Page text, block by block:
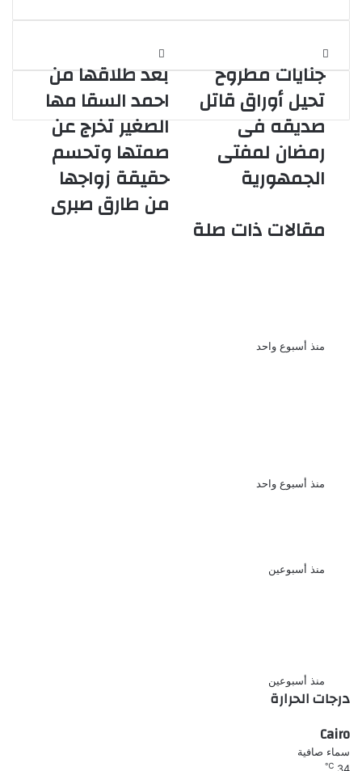
مطروح
تحيل
أوراق
قاتل
صديقه
فى
رمضان
لمفتى
جنايات مطروح
تحيل أوراق قاتل
صديقه فى
رمضان لمفتى
الجمهورية
طلاقها
احمد
السقا
الصغير
تخرج
عن
صمتها
بعد طلاقها من
احمد السقا مها
الصغير تخرج عن
صمتها وتحسم
حقيقة زواجها
من طارق صبرى
مقالات ذات صلة
منذ أسبوع واحد
منذ أسبوع واحد
منذ أسبوعين
منذ أسبوعين
درجات الحرارة
Cairo
سماء صافية
℃